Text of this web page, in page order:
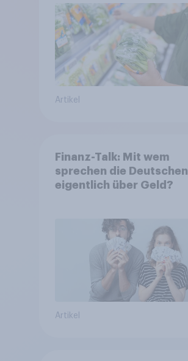
Artikel
Finanz-Talk: Mit wem
sprechen die Deutschen
eigentlich über Geld?
Artikel